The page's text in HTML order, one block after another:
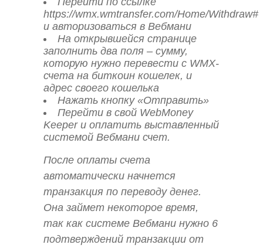
https://wmx.wmtransfer.com/Home/Withdraw#
и авторизоваться в Вебмани
На открывшейся странице
заполнить два поля – сумму,
которую нужно перевести с WMX-
счета на биткоин кошелек, и
адрес своего кошелька
Нажать кнопку «Отправить»
Перейти в свой WebMoney
Keeper и оплатить выставленный
системой Вебмани счет.
После оплаты счета
автоматически начнется
транзакция по переводу денег.
Она займет некоторое время,
так как системе Вебмани нужно 6
подтверждений транзакции от